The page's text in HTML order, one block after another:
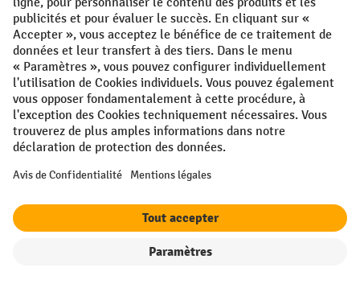
S'inscrire maintenant
En cliquant sur "S'inscrire", vous acceptez de recevoir des
publicités de Jungheinrich PROFISHOP sous forme de
newsletters.
Plus d'informations sur le traitement des données pour la
newsletterici.
Les Top Ventes